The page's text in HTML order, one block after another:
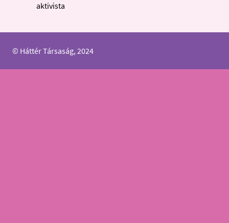
aktivista
© Háttér Társaság, 2024